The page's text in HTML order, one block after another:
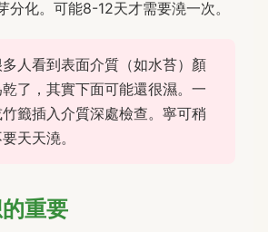
分化。可能8-12天才需要澆一次。
人看到表面介質（如水苔）顏
了，其實下面可能還很濕。一
籤插入介質深處檢查。寧可稍
天天澆。
重要